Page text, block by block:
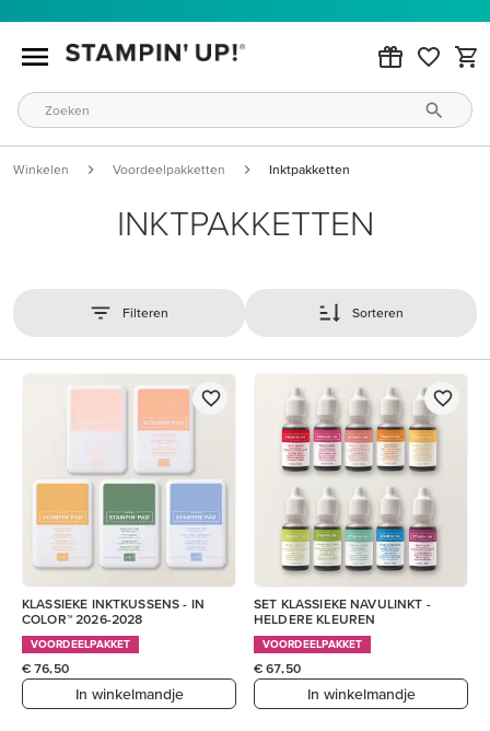
Winkelen Voordeelpakketten Inktpakketten
INKTPAKKETTEN
Filteren Sorteren
KLASSIEKE INKTKUSSENS - IN
COLOR™ 2026-2028
VOORDEELPAKKET
€ 76,50
In winkelmandje
SET KLASSIEKE NAVULINKT -
HELDERE KLEUREN
VOORDEELPAKKET
€ 67,50
In winkelmandje